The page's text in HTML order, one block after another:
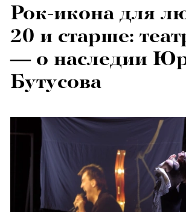
Рок-икона для
20 и старше:
— о наследии
Бутусова